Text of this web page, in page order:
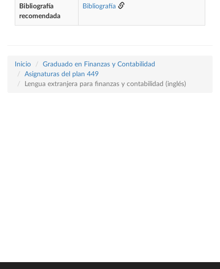
Bibliografía
recomendada
Bibliografía
Inicio
Graduado en Finanzas y Contabilidad
Asignaturas del plan 449
Lengua extranjera para finanzas y contabilidad (inglés)